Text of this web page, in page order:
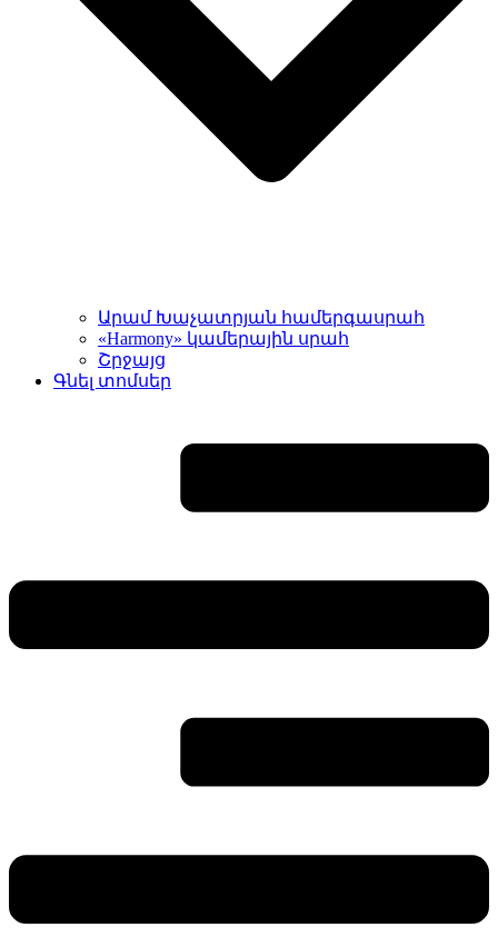
Արամ Խաչատրյան համերգասրահ
«Harmony» կամերային սրահ
Շրջայց
Գնել տոմսեր